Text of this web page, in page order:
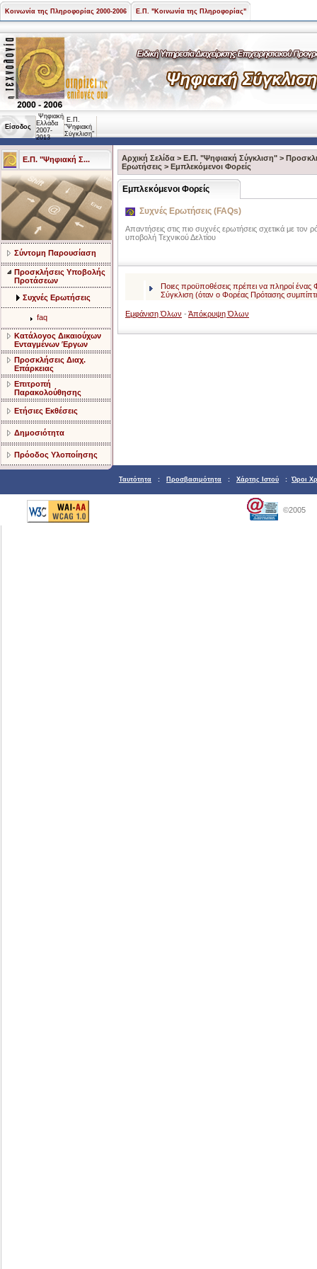
Κοινωνία της Πληροφορίας 2000-2006 Ε.Π. "Κοινωνία της Πληροφορίας"
Είσοδος
Ψηφιακή
Ελλάδα
2007-
2013
Ε.Π.
"Ψηφιακή
Σύγκλιση"
Ε.Π. "Ψηφιακή Σ...
Σύντομη Παρουσίαση
Προσκλήσεις Υποβολής
Προτάσεων
Συχνές Ερωτήσεις
faq
Κατάλογος Δικαιούχων
Ενταγμένων Έργων
Προσκλήσεις Διαχ.
Επάρκειας
Επιτροπή
Παρακολούθησης
Ετήσιες Εκθέσεις
Δημοσιότητα
Πρόοδος Υλοποίησης
Αρχική Σελίδα > Ε.Π. "Ψηφιακή Σύγκλιση" >
Ερωτήσεις > Εμπλεκόμενοι Φορείς
Εμπλεκόμενοι Φορείς
Συχνές Ερωτήσεις (FAQs)
Απαντήσεις στις πιο συχνές ερωτήσεις σχετικά με
υποβολή Τεχνικού Δελτίου
Ποιες προϋποθέσεις πρέπει να πληροί
Σύγκλιση (όταν ο Φορέας Πρότασης
Εμφάνιση Όλων - Άπόκρυψη Όλων
Ταυτότητα : Προσβασιμότητα : Χάρτης Ιστού : Όροι
©2005